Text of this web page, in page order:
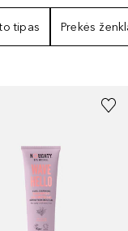
tipas Prekės